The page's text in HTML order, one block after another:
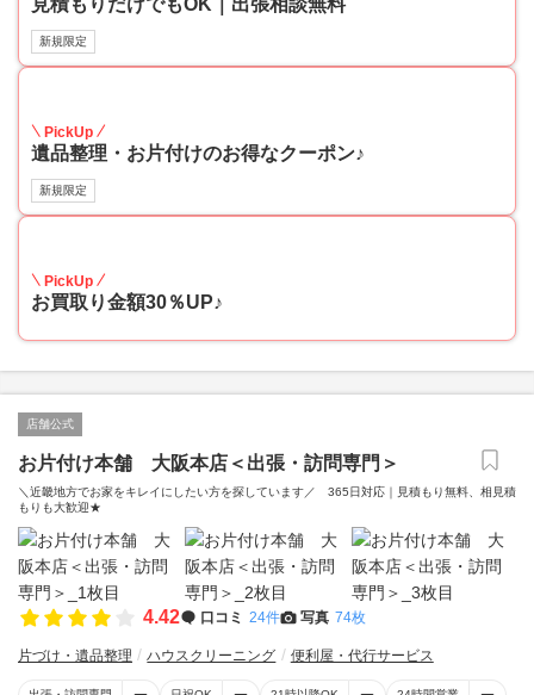
見積もりだけでもOK｜出張相談無料
新規限定
PickUp
遺品整理・お片付けのお得なクーポン♪
新規限定
PickUp
お買取り金額30％UP♪
店舗公式
お片付け本舗 大阪本店＜出張・訪問専門＞
＼近畿地方でお家をキレイにしたい方を探しています／ 365日対応｜見積もり無料、相見積
もりも大歓迎★
4.42 口コミ 24件 写真 74枚
片づけ・遺品整理 ハウスクリーニング 便利屋・代行サービス